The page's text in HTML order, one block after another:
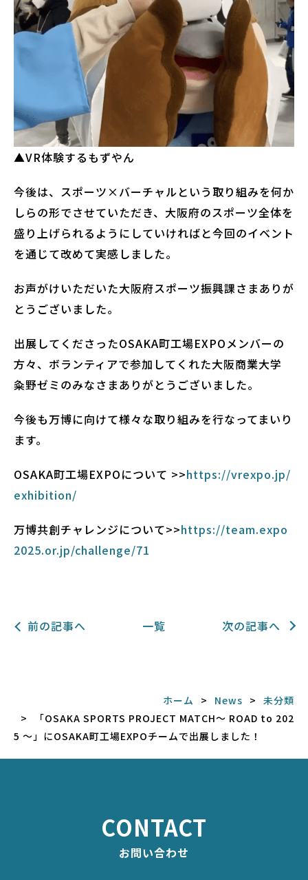
▲VR体験するもずやん
今後は、スポーツ×バーチャルという取り組みを何か
しらの形でさせていただき、大阪府のスポーツ全体を
盛り上げられるようにしていければと今回のイベント
を通じて改めて実感しました。
お声がけいただいた大阪府スポーツ振興課さまありが
とうございました。
出展してくださったOSAKA町工場EXPOメンバーの
方々、ボランティアで参加してくれた大阪商業大学
粂野ゼミのみなさまありがとうございました。
今後も万博に向けて様々な取り組みを行なってまいり
ます。
OSAKA町工場EXPOについて >>https://vrexpo.jp/
exhibition/
万博共創チャレンジについて>>https://team.expo
2025.or.jp/challenge/71
前の記事へ 一覧 次の記事へ
ホーム News
未分類
「OSAKA SPORTS PROJECT MATCH〜 ROAD to 202
5 〜」にOSAKA町工場EXPOチームで出展しました！
CONTACT
お問い合わせ